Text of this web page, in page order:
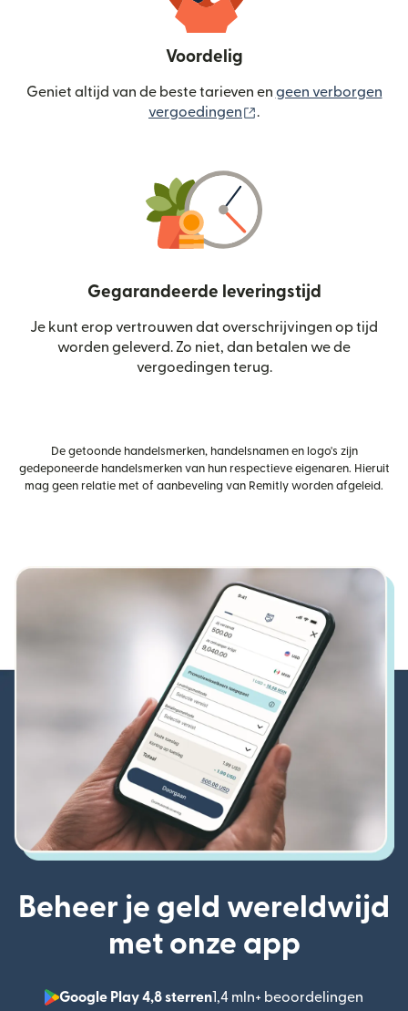
Voordelig
Geniet altijd van de beste tarieven en geen verborgen
vergoedingen
.
Gegarandeerde leveringstijd
Je kunt erop vertrouwen dat overschrijvingen op tijd
worden geleverd. Zo niet, dan betalen we de
vergoedingen terug.
De getoonde handelsmerken, handelsnamen en logo's zijn
gedeponeerde handelsmerken van hun respectieve eigenaren. Hieruit
mag geen relatie met of aanbeveling van Remitly worden afgeleid.
Beheer je geld wereldwijd
met onze app
Google Play 4,8 sterren1,4 mln+ beoordelingen